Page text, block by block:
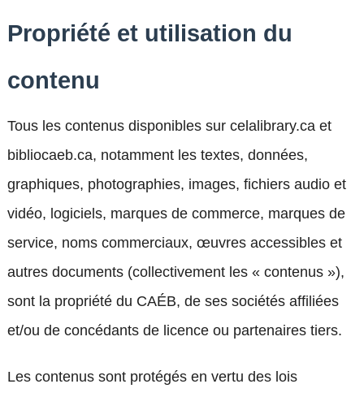
Propriété et utilisation du
contenu
Tous les contenus disponibles sur celalibrary.ca et
bibliocaeb.ca, notamment les textes, données,
graphiques, photographies, images, fichiers audio et
vidéo, logiciels, marques de commerce, marques de
service, noms commerciaux, œuvres accessibles et
autres documents (collectivement les « contenus »),
sont la propriété du CAÉB, de ses sociétés affiliées
et/ou de concédants de licence ou partenaires tiers.
Les contenus sont protégés en vertu des lois